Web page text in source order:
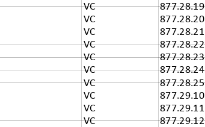
VC
877.28.19
VC
877.28.20
VC
877.28.21
VC
877.28.22
VC
877.28.23
VC
877.28.24
VC
877.28.25
VC
877.29.10
VC
877.29.11
VC
877.29.12